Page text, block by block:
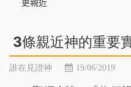
3條親近神的重要
誰在見證神 19/06/2019